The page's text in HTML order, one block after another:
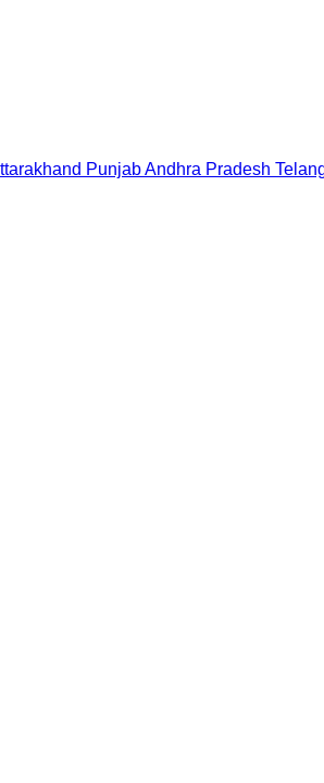
PunjabAndhra Pradesh